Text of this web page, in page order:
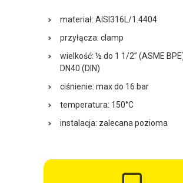
materiał: AISI316L/1.4404
przyłącza: clamp
wielkość: ½ do 1 1/2” (ASME
DN40 (DIN)
ciśnienie: max do 16 bar
temperatura: 150°C
instalacja: zalecana pozioma